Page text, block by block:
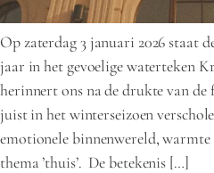
Op zaterdag 3 januari 2026 staat
jaar in het gevoelige waterteken
herinnert ons na de drukte van de
juist in het winterseizoen
emotionele binnenwereld,
thema ’thuis’. De betekenis […]